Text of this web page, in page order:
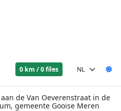
0 km / 0 files
de Van Oeverenstraat in de
gemeente Gooise Meren